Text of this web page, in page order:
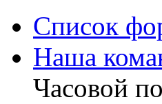
Список
Наша
Часовой